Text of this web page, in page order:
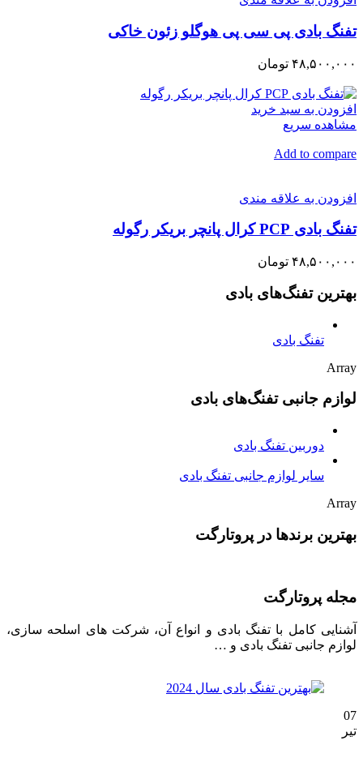
تفنگ بادی پی سی پی هوگلو زئون خاکی
۴۸,۵۰۰,۰۰۰ تومان
افزودن به سبد خرید
مشاهده سریع
Add to compare
افزودن به علاقه مندی
تفنگ بادی PCP کرال پانچر بریکر رگوله
۴۸,۵۰۰,۰۰۰ تومان
بهترین تفنگ‌های بادی
تفنگ بادی
Array
لوازم جانبی تفنگ‌های بادی
دوربین تفنگ بادی
سایر لوازم جانبی تفنگ بادی
Array
بهترین برندها در پروتارگت
مجله پروتارگت
آشنایی کامل با تفنگ بادی و انواع آن، شرکت های اسلحه سازی،
لوازم جانبی تفنگ بادی و …
07
تیر